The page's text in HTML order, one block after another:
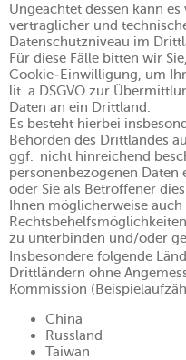
Ungeachtet dessen kann
vertraglicher und
Datenschutzniveau im
Für diese Fälle bitten wir
Cookie-Einwilligung, um
lit. a DSGVO zur
Daten an ein Drittland.
Es besteht hierbei
Behörden des Drittlandes
ggf. nicht hinreichend
personenbezogenen
oder Sie als Betroffener
Ihnen möglicherweise
zu unterbinden und/oder
Insbesondere folgende
Drittländern ohne
Kommission
China
Russland
Taiwan